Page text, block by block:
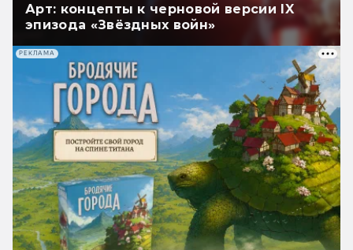
Арт: концепты к черновой версии IX
эпизода «Звёздных войн»
РЕКЛАМА